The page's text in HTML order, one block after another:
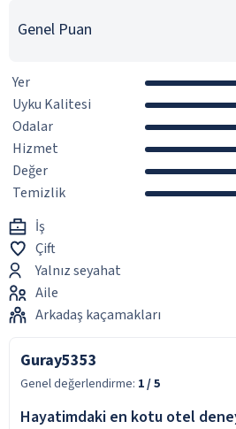
Genel Puan
Yer
Uyku Kalitesi
Odalar
Hizmet
Değer
Temizlik
İş
Çift
Yalnız seyahat
Aile
Arkadaş kaçamakları
Guray5353
Genel değerlendirme: 1/ 5
Hayatimdaki en kotu otel